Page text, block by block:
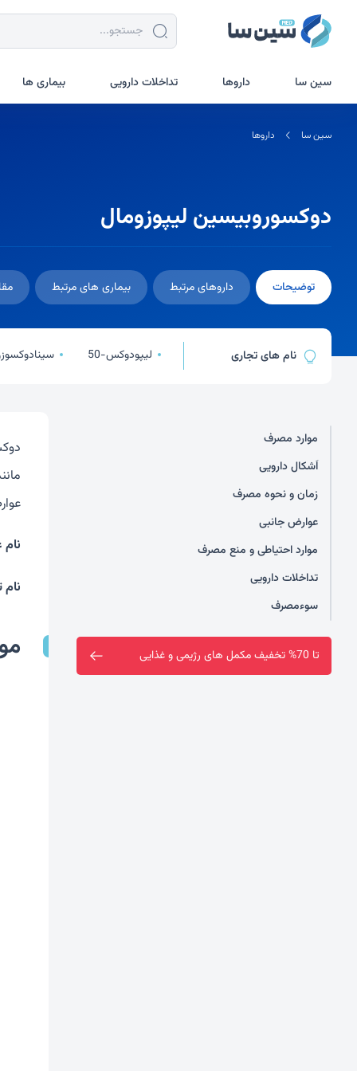
جستجو در سین سا
سین سا داروها تداخلات دارویی بیماری ها
سین سا داروها
دوکسوروبیسین لیپوزومال
توضیحات داروهای مرتبط بیماری های مرتبط
نام های تجاری لیپودوکس-50
موارد مصرف
اَشکال دارویی
زمان و نحوه مصرف
عوارض جانبی
موارد احتیاطی و منع مصرف
تداخلات دارویی
سوءمصرف
ارسال رایگان خرید بالای دو میلیون تومان